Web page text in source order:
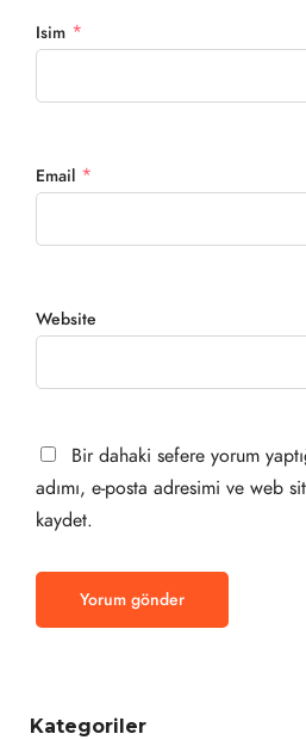
Isim *
Email *
Website
Bir dahaki sefere yorum
adımı, e-posta adresimi ve web
kaydet.
Kategoriler